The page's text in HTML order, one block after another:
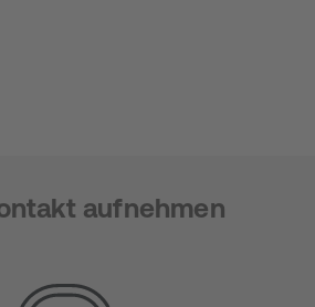
aufnehmen